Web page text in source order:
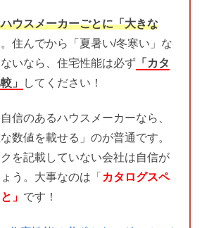
ウスメーカーごとに「大きな
住んでから「夏暑い/冬寒い」な
いなら、住宅性能は必ず 「カタ
」
してください！
信のあるハウスメーカーなら、
数値を載せる」のが普通です。
を記載していない会社は自信が
う。大事なのは「 カタログスペ
」 です！